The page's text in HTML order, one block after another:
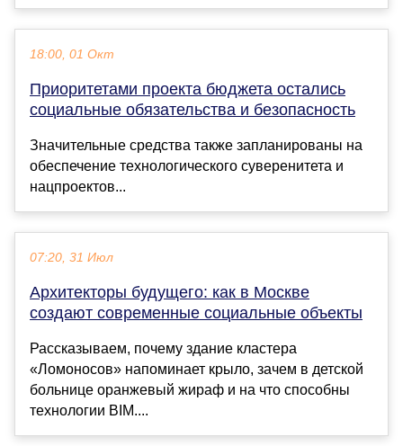
18:00, 01 Окт
Приоритетами проекта бюджета остались
социальные обязательства и безопасность
Значительные средства также запланированы на
обеспечение технологического суверенитета и
нацпроектов...
07:20, 31 Июл
Архитекторы будущего: как в Москве
создают современные социальные объекты
Рассказываем, почему здание кластера
«Ломоносов» напоминает крыло, зачем в детской
больнице оранжевый жираф и на что способны
технологии BIM....